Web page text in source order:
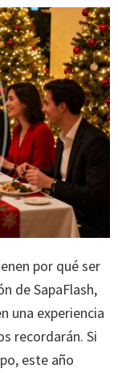
por qué ser
de SapaFlash,
una experiencia
recordarán. Si
este año